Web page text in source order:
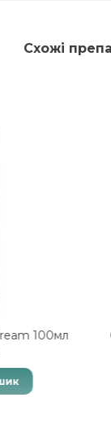
Схожі
100мл